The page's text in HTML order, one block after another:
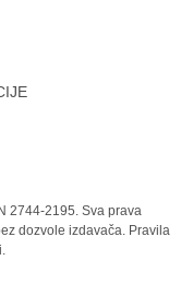
2744-2195. Sva prava
dozvole izdavača. Pravila